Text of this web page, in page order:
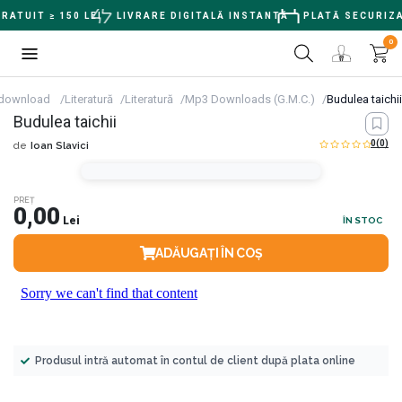
≥ 150 LEI LIVRARE DIGITALĂ INSTANTĂ PLATĂ
0
Literatură Literatură Mp3 Downloads (G.M.C.) Budulea taichii
Budulea taichii
de Ioan Slavici 0(0)
PREȚ
0,00 Lei ÎN STOC
ADĂUGAȚI ÎN COȘ
Produsul intră automat în contul de client după plata online